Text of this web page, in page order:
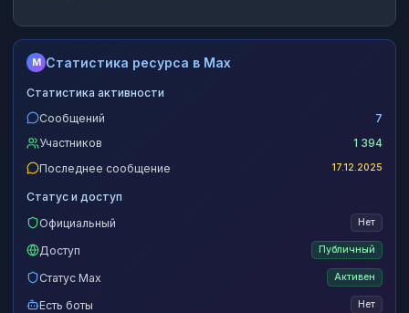
M Статистика ресурса в Max
Статистика активности
Сообщений
7
Участников
1 394
Последнее сообщение
17.12.2025
Статус и доступ
Официальный
Нет
Доступ Публичный
Статус Max Активен
Есть боты Нет